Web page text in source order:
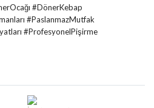
#DönerKebap
#PaslanmazMutfak
#ProfesyonelPişirme